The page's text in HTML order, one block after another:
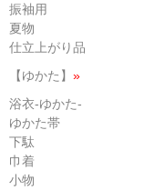
振袖用
夏物
仕立上がり品
【ゆかた】 »
浴衣-ゆかた-
ゆかた帯
下駄
巾着
小物